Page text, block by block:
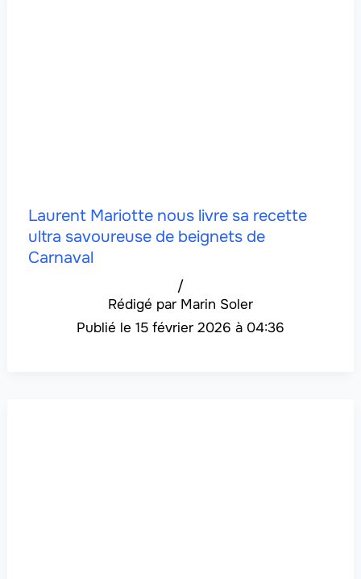
Laurent Mariotte nous livre sa recette
ultra savoureuse de beignets de
Carnaval
Marin Soler
/
15 février 2026 à 04:36